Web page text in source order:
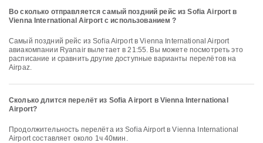
Во сколько отправляется самый поздний рейс из Sofia Airport в
Vienna International Airport с использованием ?
Самый поздний рейс из Sofia Airport в Vienna International Airport
авиакомпании Ryanair вылетает в 21:55. Вы можете посмотреть это
расписание и сравнить другие доступные варианты перелётов на
Airpaz.
Сколько длится перелёт из Sofia Airport в Vienna International
Airport?
Продолжительность перелёта из Sofia Airport в Vienna International
Airport составляет около 1ч 40мин.